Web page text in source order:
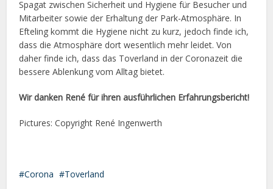
Spagat zwischen Sicherheit und Hygiene für Besucher und
Mitarbeiter sowie der Erhaltung der Park-Atmosphäre. In
Efteling kommt die Hygiene nicht zu kurz, jedoch finde ich,
dass die Atmosphäre dort wesentlich mehr leidet. Von
daher finde ich, dass das Toverland in der Coronazeit die
bessere Ablenkung vom Alltag bietet.
Wir danken René für ihren ausführlichen Erfahrungsbericht!
Pictures: Copyright René Ingenwerth
Corona Toverland